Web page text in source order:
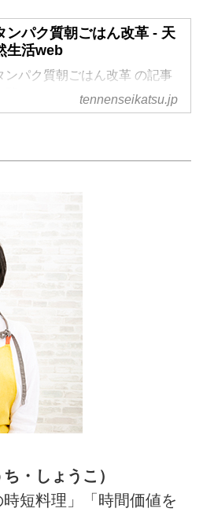
ンパク質朝ごはん改革 - 天
生活web
ンパク質朝ごはん改革 の記事
tennenseikatsu.jp
・しょうこ）
時短料理」「時間価値を